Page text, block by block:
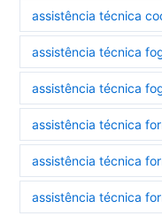
assistência técnica
assistência técnica
assistência técnica
assistência técnica
assistência técnica
assistência técnica